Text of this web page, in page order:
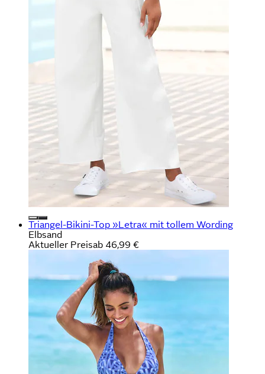
Triangel-Bikini-Top »Letra« mit tollem Wording
Elbsand
Aktueller Preisab 46,99 €